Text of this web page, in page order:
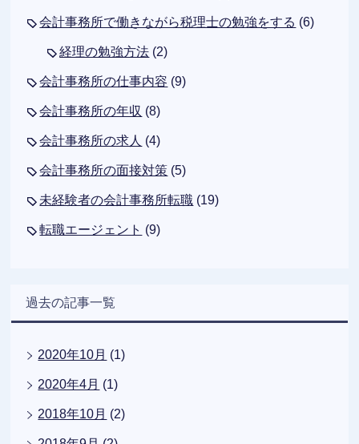
会計事務所で働きながら税理士の勉強をする (6)
経理の勉強方法 (2)
会計事務所の仕事内容 (9)
会計事務所の年収 (8)
会計事務所の求人 (4)
会計事務所の面接対策 (5)
未経験者の会計事務所転職 (19)
転職エージェント (9)
過去の記事一覧
2020年10月 (1)
2020年4月 (1)
2018年10月 (2)